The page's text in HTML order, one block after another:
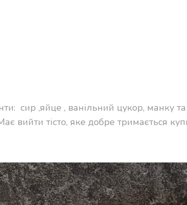
сир ,яйце , ванільний цукор, манку
вийти тісто, яке добре тримається